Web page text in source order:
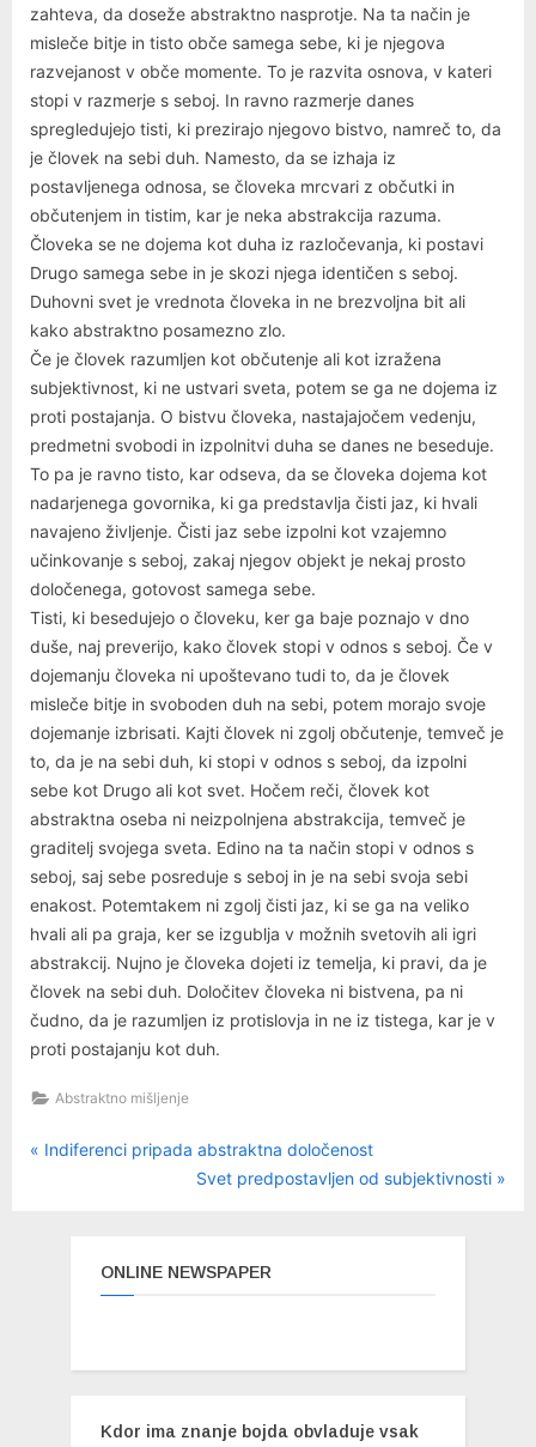
zahteva, da doseže abstraktno nasprotje. Na ta način je
misleče bitje in tisto obče samega sebe, ki je njegova
razvejanost v obče momente. To je razvita osnova, v kateri
stopi v razmerje s seboj. In ravno razmerje danes
spregledujejo tisti, ki prezirajo njegovo bistvo, namreč to, da
je človek na sebi duh. Namesto, da se izhaja iz
postavljenega odnosa, se človeka mrcvari z občutki in
občutenjem in tistim, kar je neka abstrakcija razuma.
Človeka se ne dojema kot duha iz razločevanja, ki postavi
Drugo samega sebe in je skozi njega identičen s seboj.
Duhovni svet je vrednota človeka in ne brezvoljna bit ali
kako abstraktno posamezno zlo.
Če je človek razumljen kot občutenje ali kot izražena
subjektivnost, ki ne ustvari sveta, potem se ga ne dojema iz
proti postajanja. O bistvu človeka, nastajajočem vedenju,
predmetni svobodi in izpolnitvi duha se danes ne beseduje.
To pa je ravno tisto, kar odseva, da se človeka dojema kot
nadarjenega govornika, ki ga predstavlja čisti jaz, ki hvali
navajeno življenje. Čisti jaz sebe izpolni kot vzajemno
učinkovanje s seboj, zakaj njegov objekt je nekaj prosto
določenega, gotovost samega sebe.
Tisti, ki besedujejo o človeku, ker ga baje poznajo v dno
duše, naj preverijo, kako človek stopi v odnos s seboj. Če v
dojemanju človeka ni upoštevano tudi to, da je človek
misleče bitje in svoboden duh na sebi, potem morajo svoje
dojemanje izbrisati. Kajti človek ni zgolj občutenje, temveč je
to, da je na sebi duh, ki stopi v odnos s seboj, da izpolni
sebe kot Drugo ali kot svet. Hočem reči, človek kot
abstraktna oseba ni neizpolnjena abstrakcija, temveč je
graditelj svojega sveta. Edino na ta način stopi v odnos s
seboj, saj sebe posreduje s seboj in je na sebi svoja sebi
enakost. Potemtakem ni zgolj čisti jaz, ki se ga na veliko
hvali ali pa graja, ker se izgublja v možnih svetovih ali igri
abstrakcij. Nujno je človeka dojeti iz temelja, ki pravi, da je
človek na sebi duh. Določitev človeka ni bistvena, pa ni
čudno, da je razumljen iz protislovja in ne iz tistega, kar je v
proti postajanju kot duh.
Abstraktno mišljenje
Navigacija
P
Indiferenci pripada abstraktna določenost
N
t
Svet predpostavljen od subjektivnosti
ONLINE NEWSPAPER
Kdor ima znanje bojda obvladuje vsak